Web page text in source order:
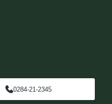
0284-21-2345